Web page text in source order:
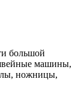
большой
машины,
ножницы,